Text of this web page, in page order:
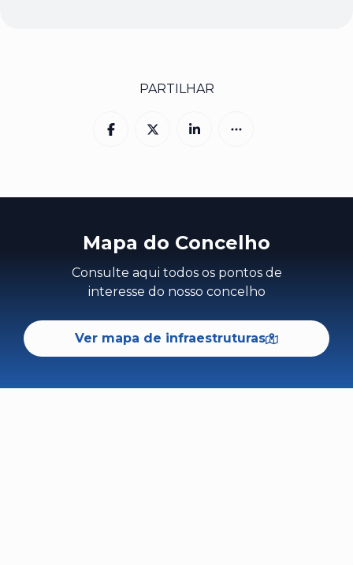
PARTILHAR
Mapa do Concelho
Consulte aqui todos os pontos de
interesse do nosso concelho
Ver mapa de infraestruturas